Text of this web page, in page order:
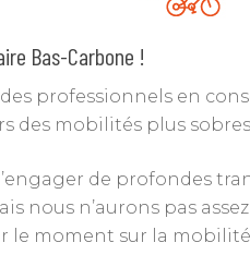
Bas-Carbone !
professionnels en
des mobilités plus
de profondes
nous n’aurons pas
le moment sur la